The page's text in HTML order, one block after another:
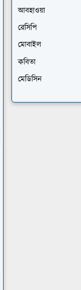
আবহাওয়া
রেসিপি
মোবাইল
কবিতা
মেডিসিন